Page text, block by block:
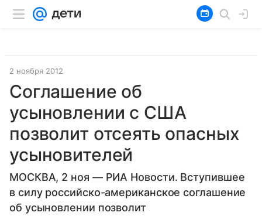
2 ноября 2012
Соглашение об
усыновлении с США
позволит отсеять опасных
усыновителей
МОСКВА, 2 ноя — РИА Новости. Вступившее
в силу российско-американское соглашение
об усыновлении позволит